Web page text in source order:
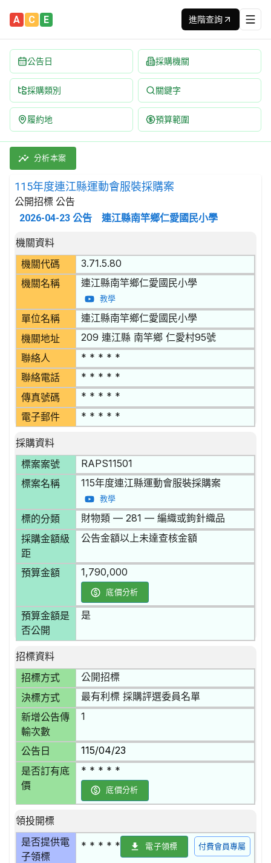
A C E 進階查詢
公告日 採購機關
採購類別 關鍵字
履約地 預算範圍
115年度連江縣運動會服裝採購案 招標公告 | 案號：
採購類別：財物類 編織或鉤針織品 | 招標方式：公開招標 |
分析本案
115年度連江縣運動會服裝採購案
公開招標 公告
2026-04-23 公告 連江縣南竿鄉仁愛國民小學
招標公告詳細內容
機關資料
機關代碼
3.71.5.80
機關名稱 連江縣南竿鄉仁愛國民小學
教學
單位名稱 連江縣南竿鄉仁愛國民小學
機關地址 209 連江縣 南竿鄉 仁愛村95號
聯絡人 * * * * *
聯絡電話 * * * * *
傳真號碼 * * * * *
電子郵件 * * * * *
採購資料
標案案號
RAPS11501
標案名稱 115年度連江縣運動會服裝採購案
教學
標的分類 財物類 — 281 — 編織或鉤針織品
採購金額級
距
公告金額以上未達查核金額
預算金額 1,790,000
底價分析
預算金額是
否公開
是
招標資料
招標方式
公開招標
決標方式 最有利標 採購評選委員名單
新增公告傳
輸次數
1
公告日 115/04/23
是否訂有底
價
* * * * *
底價分析
領投開標
是否提供電
子領標
* * * * * 電子領標 付費會員專屬